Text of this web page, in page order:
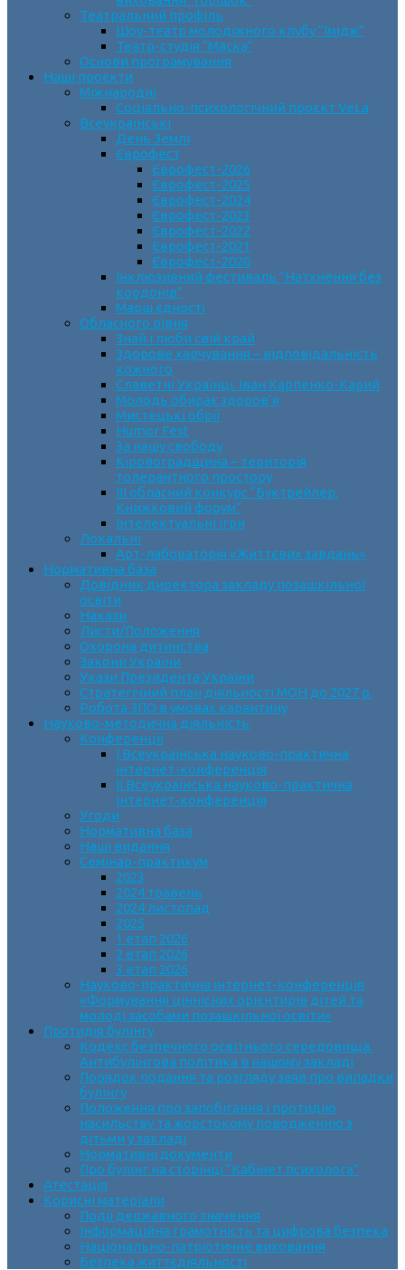
Театральний профіль
Шоу-театр молодіжного клубу “Імідж”
Театр-студія “Маска”
Основи програмування
Наші проєкти
Міжнародні
Соціально-психологічний проєкт VeLa
Всеукраїнські
День Землі
Єврофест
Єврофест-2026
Єврофест-2025
Єврофест-2024
Єврофест-2023
Єврофест-2022
Єврофест-2021
Єврофест-2020
Інклюзивний фестиваль “Натхнення без
кордонів”
Марш єдності
Обласного рівня
Знай і люби свій край
Здорове харчування – відповідальність
кожного
Славетні Українці. Іван Карпенко-Карий
Молодь обирає здоров’я
Мистецькі обрії
Humor Fest
За нашу свободу
Кіровоградщина – територія
толерантного простору
ІII обласний конкурс “Буктрейлер.
Книжковий форум”
Інтелектуальні ігри
Локальні
Арт-лабораторія «Життєвих завдань»
Нормативна база
Довідник директора закладу позашкільної
освіти
Накази
Листи/Положення
Охорона дитинства
Закони України
Укази Президента України
Стратегічний план діяльності МОН до 2027 р.
Робота ЗПО в умовах карантину
Науково-методична діяльність
Конференції
І Всеукраїнська науково-практична
інтернет-конференція
ІІ Всеукраїнська науково-практична
інтернет-конференція
Угоди
Нормативна база
Наші видання
Семінар-практикум
2023
2024 травень
2024 листопад
2025
1 етап 2026
2 етап 2026
3 етап 2026
Науково-практична інтернет-конференція
«Формування ціннісних орієнтирів дітей та
молоді засобами позашкільної освіти»
Протидія булінгу
Кодекс безпечного освітнього середовища.
Антибулінгова політика в нашому закладі
Порядок подання та розгляду заяв про випадки
булінгу
Положення про запобігання і протидію
насильству та жорстокому поводженню з
дітьми у закладі
Нормативні документи
Про булінг на сторінці “Кабінет психолога”
Атестація
Корисні матеріали
Події державного значення
Інформаційна грамотність та цифрова безпека
Національно-патріотичне виховання
Безпека життєдіяльності